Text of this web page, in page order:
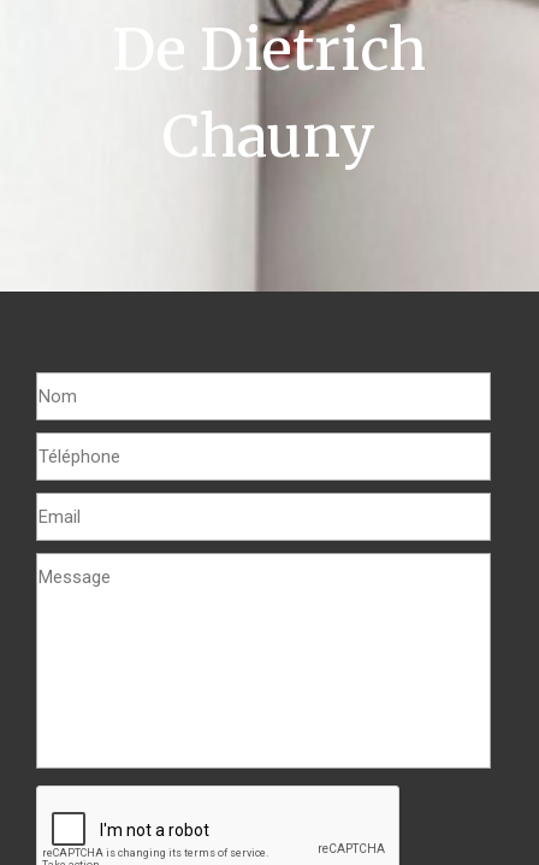
De Dietrich
Chauny